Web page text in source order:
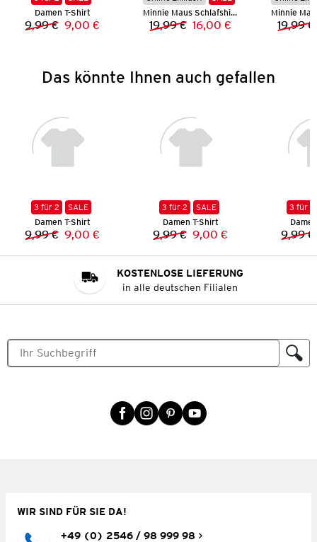
Damen T-Shirt
Vorheriger Preis:
9,99 € Neuer Preis:
9,00 €
Minnie Maus Schlafshirt
Vorheriger Preis:
19,99 € Neuer Preis:
16,00 € 19,99 €
Das könnte Ihnen auch gefallen
3 für 2
SALE
Damen T-Shirt
Vorheriger Preis:
9,99 € Neuer Preis:
9,00 €
3 für 2
SALE
Damen T-Shirt
Vorheriger Preis:
9,99 € Neuer Preis:
9,00 €
3 für 2
9,99 €
KOSTENLOSE LIEFERUNG
in alle deutschen Filialen
WIR SIND FÜR SIE DA!
+49 (0) 2546 / 98 999 98